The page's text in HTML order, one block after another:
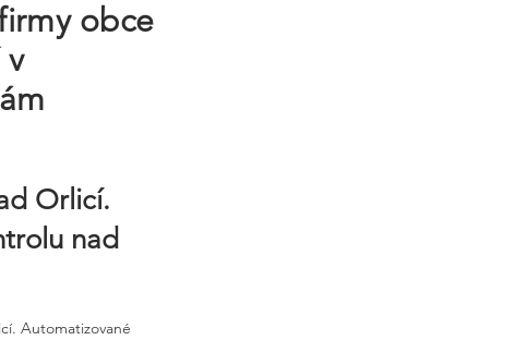
obce
v
Orlicí.
nad
Automatizované